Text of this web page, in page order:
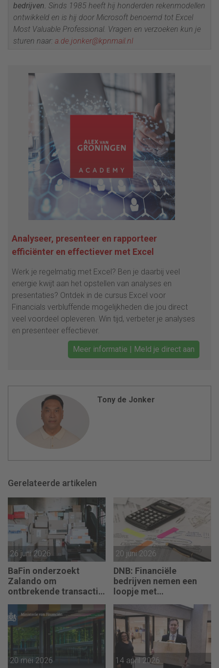
bedrijven. Sinds 1985 heeft hij honderden rekenmodellen
ontwikkeld en is hij door Microsoft benoemd tot Excel
Most Valuable Professional. Vragen en verzoeken kun je
sturen naar: a.de.jonker@kpnmail.nl
Analyseer, presenteer en rapporteer
efficiënter en effectiever met Excel
Werk je regelmatig met Excel? Ben je daarbij veel
energie kwijt aan het opstellen van analyses en
presentaties? Ontdek in de cursus Excel voor
Financials verbluffende mogelijkheden die jou direct
veel voordeel opleveren. Win tijd, verbeter je analyses
en presenteer effectiever.
Meer informatie | Meld je direct aan
Tony de Jonker
Gerelateerde artikelen
26 juni 2026
BaFin onderzoekt
Zalando om
ontbrekende transactie
20 juni 2026
DNB: Financiële
bedrijven nemen een
loopje met
vastekostenvereiste
20 mei 2026 14 april 2026